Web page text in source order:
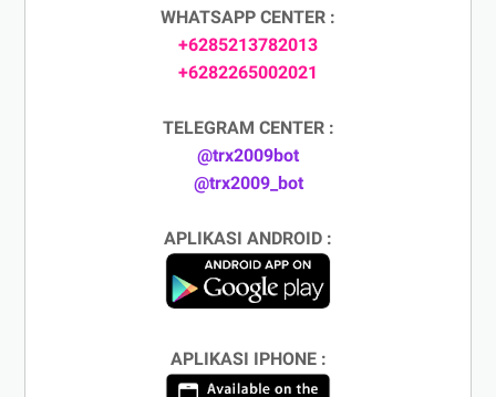
WHATSAPP CENTER :
+6285213782013
+6282265002021
TELEGRAM CENTER :
@trx2009bot
@trx2009_bot
APLIKASI ANDROID :
APLIKASI IPHONE :